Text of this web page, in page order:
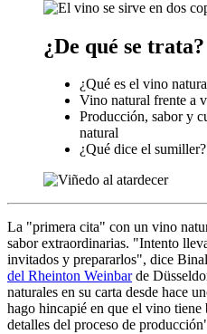
¿De qué se trata?
¿Qué es el vino
Vino natural frente a
Producción, sabor y
natural
¿Qué dice el sumiller?
La "primera cita" con un vino
sabor extraordinarias. "Intento
invitados y prepararlos", dice
del Rheinton Weinbarde
naturales en su carta desde hace
hago hincapié en que el vino tiene
detalles del proceso de